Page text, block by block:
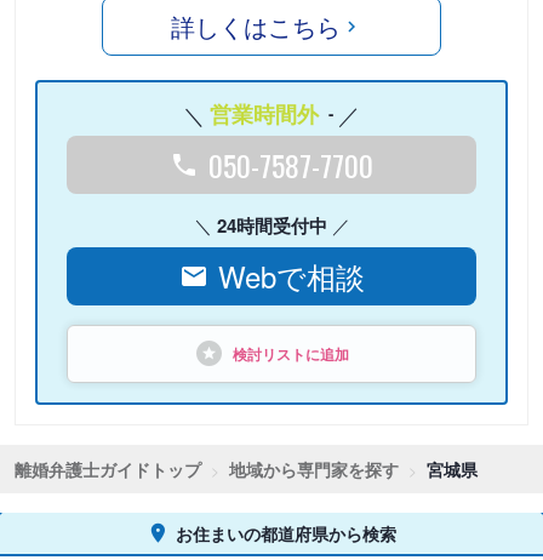
詳しくはこちら
営業時間外 -
050-7587-7700
24時間受付中
Webで相談
検討リストに追加
離婚弁護士ガイドトップ 地域から専門家を探す 宮城県
お住まいの都道府県から検索